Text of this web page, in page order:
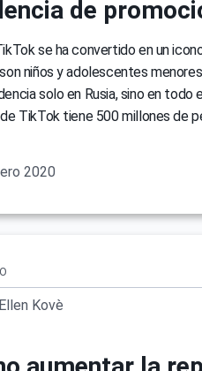
de
se ha convertido en un
niños y adolescentes
solo en Rusia, sino en todo
TikTok tiene 500 millones de
2020
Ellen Kovè